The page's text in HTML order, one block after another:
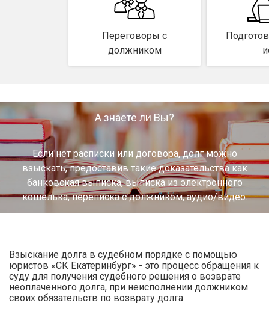
Переговоры с
должником
А знаете ли Вы?
Если нет расписки или договора, долг можно
взыскать, предоставив такие доказательства как
банковская выписка, выписка из электронного
кошелька, переписка с должником, аудио/видео.
Взыскание долга в судебном порядке с помощью
юристов «СК Екатеринбург» - это процесс обращения к
суду для получения судебного решения о возврате
неоплаченного долга, при неисполнении должником
своих обязательств по возврату долга.